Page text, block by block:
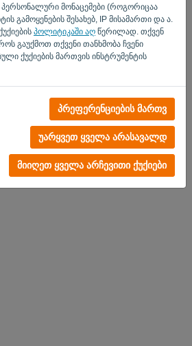
პერსონალური მონაცემები (როგორიცაა
გამოყენების შესახებ, IP მისამართი და ა.
პოლიტიკაში აღ წერილად. თქვენ
გაუქმოთ თქვენი თანხმობა ჩვენი
ქუქიების მართვის ინსტრუმენტის
პრეფერენციების მართვ
უარყვეთ ყველა არასავალდ
მიიღეთ ყველა არჩევითი ქუქიები
სცადეთ ახლავე
და პირობები